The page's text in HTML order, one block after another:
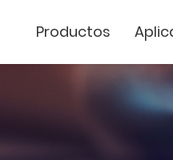
Productos